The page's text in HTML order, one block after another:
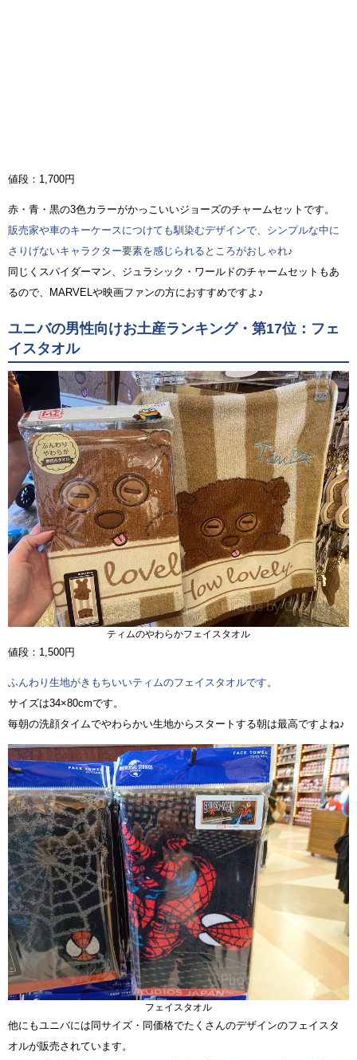
値段：1,700円
赤・青・黒の3色カラーがかっこいいジョーズのチャームセットです。
販売家や車のキーケースにつけても馴染むデザインで、シンプルな中に
さりげないキャラクター要素を感じられるところがおしゃれ♪
同じくスパイダーマン、ジュラシック・ワールドのチャームセットもあ
るので、MARVELや映画ファンの方におすすめですよ♪
ユニバの男性向けお土産ランキング・第17位：フェ
イスタオル
ティムのやわらかフェイスタオル
値段：1,500円
ふんわり生地がきもちいいティムのフェイスタオルです。
サイズは34×80cmです。
毎朝の洗顔タイムでやわらかい生地からスタートする朝は最高ですよね♪
フェイスタオル
他にもユニバには同サイズ・同価格でたくさんのデザインのフェイスタ
オルが販売されています。